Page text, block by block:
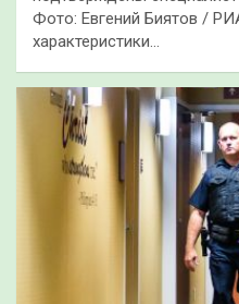
Фото: Евгений Биятов /
характеристики…